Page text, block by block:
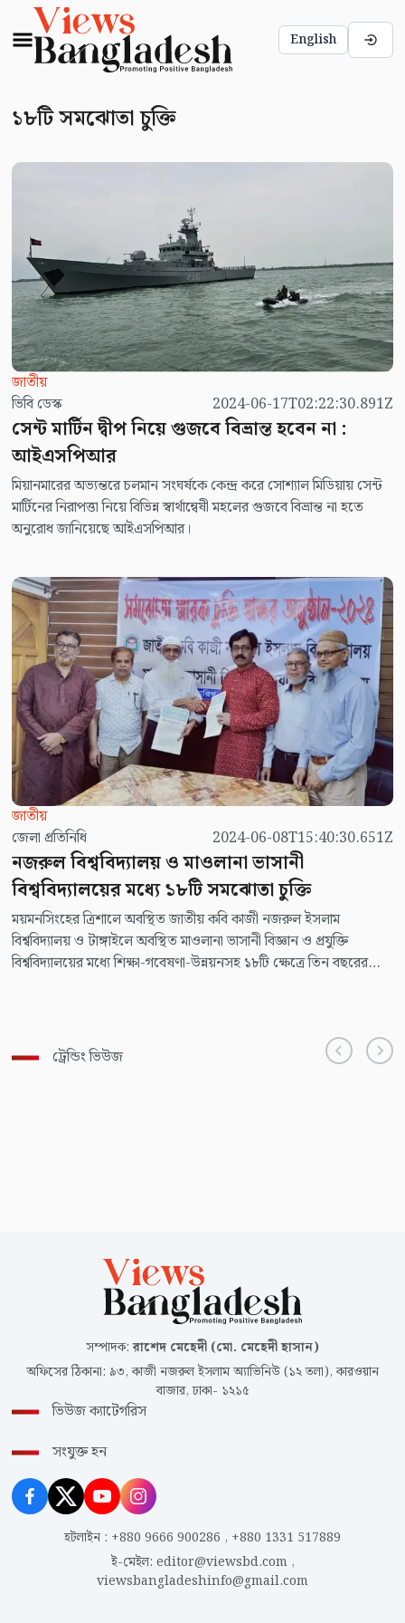
English
১৮টি সমঝোতা চুক্তি
জাতীয়
ভিবি ডেস্ক
2024-06-17T02:22:30.891Z
সেন্ট মার্টিন দ্বীপ নিয়ে গুজবে বিভ্রান্ত হবেন না :
আইএসপিআর
মিয়ানমারের অভ্যন্তরে চলমান সংঘর্ষকে কেন্দ্র করে সোশ্যাল মিডিয়ায় সেন্ট
মার্টিনের নিরাপত্তা নিয়ে বিভিন্ন স্বার্থান্বেষী মহলের গুজবে বিভ্রান্ত না হতে
অনুরোধ জানিয়েছে আইএসপিআর।
জাতীয়
জেলা প্রতিনিধি
2024-06-08T15:40:30.651Z
নজরুল বিশ্ববিদ্যালয় ও মাওলানা ভাসানী
বিশ্ববিদ্যালয়ের মধ্যে ১৮টি সমঝোতা চুক্তি
ময়মনসিংহের ত্রিশালে অবস্থিত জাতীয় কবি কাজী নজরুল ইসলাম
বিশ্ববিদ্যালয় ও টাঙ্গাইলে অবস্থিত মাওলানা ভাসানী বিজ্ঞান ও প্রযুক্তি
বিশ্ববিদ্যালয়ের মধ্যে শিক্ষা-গবেষণা-উন্নয়নসহ ১৮টি ক্ষেত্রে তিন বছরের
ট্রেন্ডিং ভিউজ
সম্পাদক:রাশেদ মেহেদী (মো. মেহেদী হাসান)
অফিসের ঠিকানা: ৯৩, কাজী নজরুল ইসলাম অ্যাভিনিউ (১২ তলা), কারওয়ান
বাজার, ঢাকা- ১২১৫
ভিউজ ক্যাটেগরিস
সংযুক্ত হন
হটলাইন : +880 9666 900286 , +880 1331 517889
ই-মেইল: editor@viewsbd.com,
viewsbangladeshinfo@gmail.com